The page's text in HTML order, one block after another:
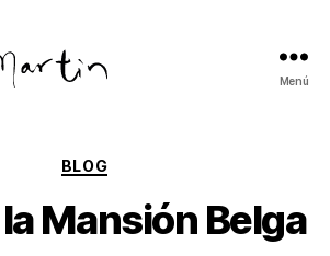
Menú
Categorías
BLOG
Mansión Belga